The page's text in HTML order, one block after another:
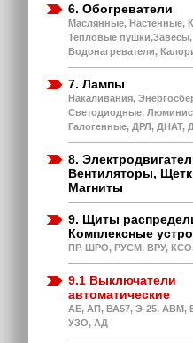
6. Обогреватели
Маслянные, Настенные,
Тепловые пушки,Завесы,
Водонагреватели,
7. Лампы
Накаливания,
Светодиодные,
Галогенные, ДРЛ, ДНАТ,
8.
Вентиляторы,
Магниты
9. Щиты
Комплексные
ПР, ШРО, РУСМ, ВРУ,
9.1 Выключатели
автоматические
АЕ, АП, ВА57, Э-25, АВМ,
УЗО, АД